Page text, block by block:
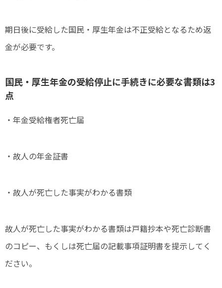
期日後に受給した国民・厚生年金は不正受給となるため返
金が必要です。
国民・厚生年金の受給停止に手続きに必要な書類は3
点
・年金受給権者死亡届
・故人の年金証書
・故人が死亡した事実がわかる書類
故人が死亡した事実がわかる書類は戸籍抄本や死亡診断書
のコピー、もくしは死亡届の記載事項証明書を提示してく
ださい。